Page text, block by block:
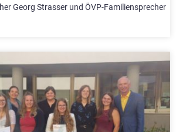
Georg Strasser und ÖVP-Familiensprecher